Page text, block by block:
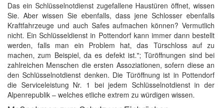
Das ein Schlüsselnotdienst zugefallene Haustüren öffnet, wissen
Sie. Aber wissen Sie ebenfalls, dass jene Schlosser ebenfalls
Kraftfahrzeuge und auch Safes aufmachen können? Vermutlich
nicht. Ein Schlüsseldienst in Pottendorf kann immer dann bestellt
werden, falls man ein Problem hat, das Türschloss auf zu
machen, zum Beispiel, da es defekt ist."; Türöffnungen sind bei
zahlreichen Menschen die ersten Assoziationen, sofern diese an
den Schlüsselnotdienst denken. Die Türöffnung ist in Pottendorf
die Serviceleistung Nr. 1 bei jedem Schlüsselnotdienst in der
Alpenrepublik – welches etliche extrem zu würdigen wissen.